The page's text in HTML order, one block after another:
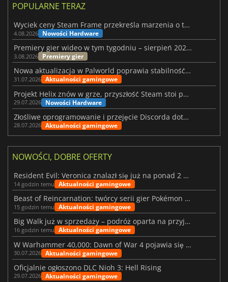
POPULARNE TERAZ
Wyciek ceny Steam Frame przekreśla marzenia o tanim zestawie VR
4.08.2026 Nowości Hardware
Premiery gier wideo w tym tygodniu – sierpień 2026 r. (32. tydzień)
3.08.2026 Premiery gier
Nowa aktualizacja w Palworld poprawia stabilność Sunreach i walk z bossami
31.07.2026 Aktualności gamingowe
Projekt Helix znów w grze, przyszłość Steam stoi pod znakiem zapytania
29.07.2026 Nowości Hardware
Złośliwe oprogramowanie i przejęcie Discorda dotknęły Meccha Chameleon
28.07.2026 Aktualności gamingowe
NOWOŚCI, DOBRE OFERTY
Resident Evil: Veronica znalazł się już na ponad 2 milionach list życzeń
14 godzin temu Aktualności gamingowe
Beast of Reincarnation: twórcy serii gier Pokémon wkraczają na nową ścieżkę
15 godzin temu Aktualności gamingowe
Big Walk już w sprzedaży – podróż oparta na przyjaźni
16 godzin temu Aktualności gamingowe
W Warhammer 40,000: Dawn of War 4 pojawia się frakcja Nekronów
30.07.2026 Aktualności gamingowe
Oficjalnie ogłoszono DLC Nioh 3: Hell Rising
29.07.2026 Aktualności gamingowe